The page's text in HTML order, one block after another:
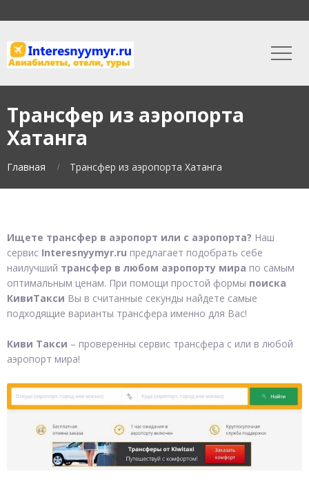
Трансфер из аэропорта
Хатанга
Главная Трансфер из аэропорта Хатанга
Ищете трансфер в аэропорт или с аэропорта? Наш
сервис Interesnyymyr.ru предлагает подобрать себе
наилучший трансфер в любом аэропорту мира по самым
оптимальным ценам. При помощи простой формы поиска
КивиТакси Вы в считанные секунды найдете самые
подходящие варианты трансфера именно для Вас!
Киви Такси – проверенны сервис трансфера с или в любой
аэропорт мира!